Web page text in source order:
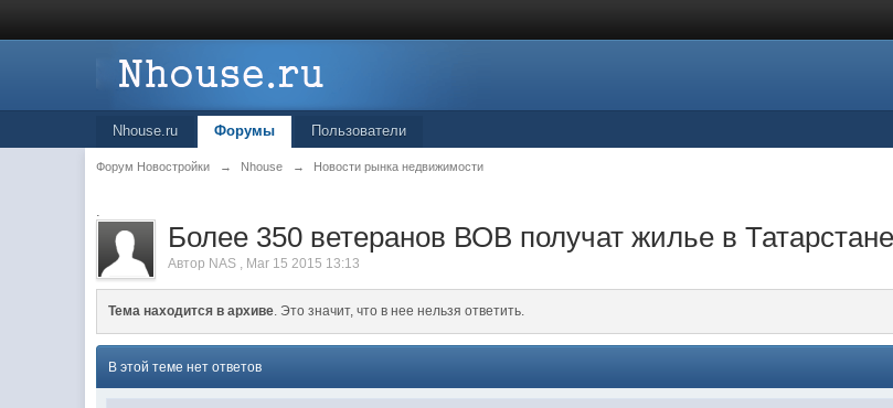
Nhouse.ru Форумы Пользователи
Форум Новостройки → Nhouse → Новости рынка недвижимости
.
Более 350 ветеранов ВОВ получат жилье в Татарстане
Автор NAS , Mar 15 2015 13:13
Тема находится в архиве. Это значит, что в нее нельзя ответить.
В этой теме нет ответов